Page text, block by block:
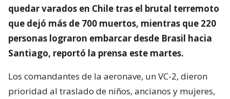
quedar varados en Chile tras el brutal terremoto
que dejó más de 700 muertos, mientras que 220
personas lograron embarcar desde Brasil hacia
Santiago, reportó la prensa este martes.
Los comandantes de la aeronave, un VC-2, dieron
prioridad al traslado de niños, ancianos y mujeres,